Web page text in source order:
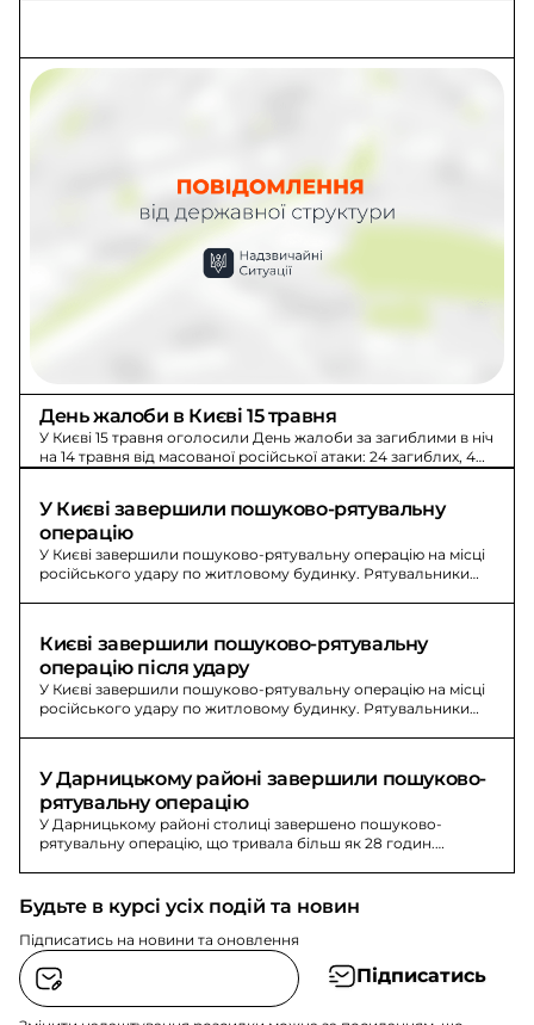
День жалоби в Києві 15 травня
У Києві 15 травня оголосили День жалоби за загиблими в ніч
на 14 травня від масованої російської атаки: 24 загиблих, 48
У Києві завершили пошуково-рятувальну
операцію
У Києві завершили пошуково-рятувальну операцію на місці
російського удару по житловому будинку. Рятувальники
Києві завершили пошуково-рятувальну
операцію після удару
У Києві завершили пошуково-рятувальну операцію на місці
російського удару по житловому будинку. Рятувальники
У Дарницькому районі завершили пошуково-
рятувальну операцію
У Дарницькому районі столиці завершено пошуково-
рятувальну операцію, що тривала більш як 28 годин.
Будьте в курсі усіх подій та новин
Підписатись на новини та оновлення
Підписатись